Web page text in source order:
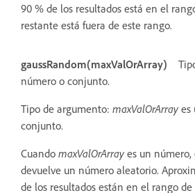
90 % de los resultados está en el
restante está fuera de este rango.
gaussRandom(maxValOrArray)
número o conjunto.
Tipo de argumento: maxValOrArray es
conjunto.
Cuando maxValOrArray es un
devuelve un número aleatorio.
de los resultados están en el rango de